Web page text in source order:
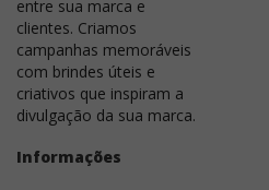
Laser CO₂:
feixe de laser para marcar
com alta precisão.
elegante, permanente e
sendo ideal para brindes
vidro e outros materiais
entre sua marca e
clientes. Criamos
campanhas memoráveis
com brindes úteis e
criativos que inspiram a
divulgação da sua marca.
Informações